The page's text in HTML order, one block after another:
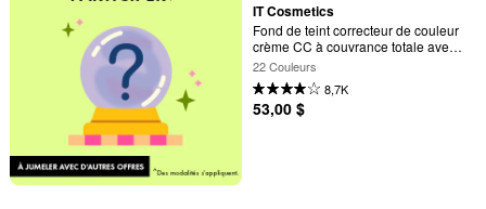
IT Cosmetics
Fond de teint correcteur de couleur
crème CC à couvrance totale avec
FPS 50+
22 Couleurs
8,7K
53,00 $